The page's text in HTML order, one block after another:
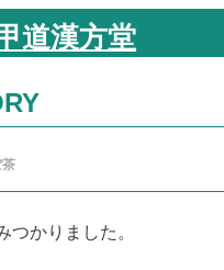
道漢方堂
茶
つかりました。